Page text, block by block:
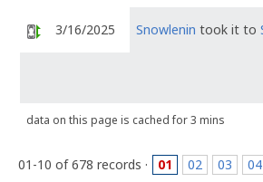
3/16/2025 Snowlenin took it to
data on this page is cached for 3 mins
01-10 of 678 records · 01 02 03 04